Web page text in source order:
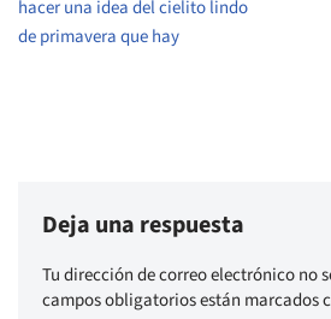
hacer una idea del cielito lindo
de primavera que hay
Deja una respuesta
Tu dirección de correo electrónico no
campos obligatorios están marcados